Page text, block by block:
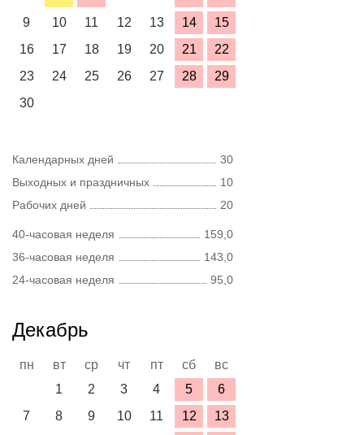
9
10 11 12 13 14
15
16
17 18 19 20 21
22
23
24 25 26 27 28
29
30
Календарных дней
30
Выходных и праздничных
10
Рабочих дней
20
40-часовая неделя
159,0
36-часовая неделя
143,0
24-часовая неделя
95,0
Декабрь
пн вт ср чт пт сб
вс
1
2 3 4 5
6
7
8 9 10 11 12
13